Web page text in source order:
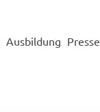
Ausbildung Presse